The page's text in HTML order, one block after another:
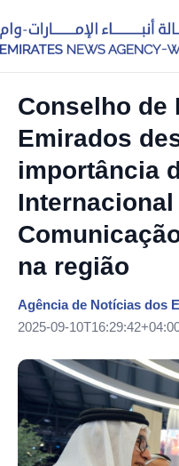
Conselho de
Emirados
importância
Internacional
na região
Agência de Notícias dos
2025-09-